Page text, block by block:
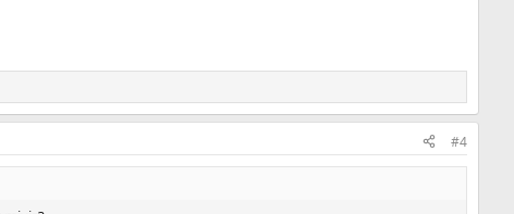
#4